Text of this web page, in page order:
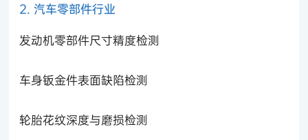
2. 汽车零部件行业
发动机零部件尺寸精度检测
车身钣金件表面缺陷检测
轮胎花纹深度与磨损检测